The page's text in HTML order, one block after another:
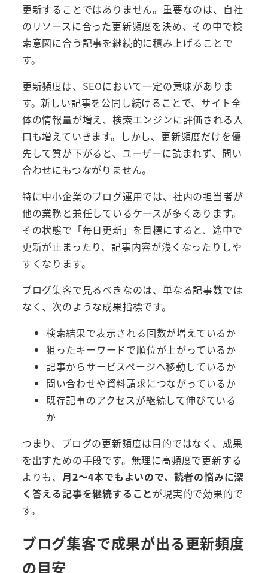
更新することではありません。重要なのは、自社
のリソースに合った更新頻度を決め、その中で検
索意図に合う記事を継続的に積み上げることで
す。
更新頻度は、SEOにおいて一定の意味がありま
す。新しい記事を公開し続けることで、サイト全
体の情報量が増え、検索エンジンに評価される入
口も増えていきます。しかし、更新頻度だけを優
先して質が下がると、ユーザーに読まれず、問い
合わせにもつながりません。
特に中小企業のブログ運用では、社内の担当者が
他の業務と兼任しているケースが多くあります。
その状態で「毎日更新」を目標にすると、途中で
更新が止まったり、記事内容が浅くなったりしや
すくなります。
ブログ集客で見るべきなのは、単なる記事数では
なく、次のような成果指標です。
検索結果で表示される回数が増えているか
狙ったキーワードで順位が上がっているか
記事からサービスページへ移動しているか
問い合わせや資料請求につながっているか
既存記事のアクセスが継続して伸びている
か
つまり、ブログの更新頻度は目的ではなく、成果
を出すための手段です。無理に高頻度で更新する
よりも、 月2〜4本でもよいので、読者の悩みに深
く答える記事を継続することが現実的で効果的で
す。
ブログ集客で成果が出る更新頻度
の目安